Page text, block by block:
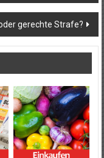
gerechte Strafe?